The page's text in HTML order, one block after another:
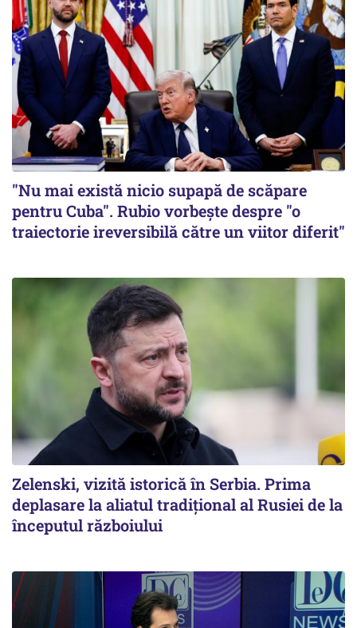
"Nu mai există nicio supapă de scăpare
pentru Cuba". Rubio vorbește despre "o
traiectorie ireversibilă către un viitor diferit"
Zelenski, vizită istorică în Serbia. Prima
deplasare la aliatul tradițional al Rusiei de la
începutul războiului